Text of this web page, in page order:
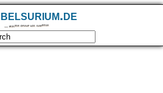
… munter drauf los sabbeln